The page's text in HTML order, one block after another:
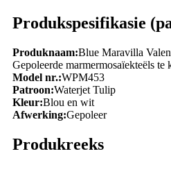
Produkspesifikasie
Produknaam:Blue Maravilla
Gepoleerde marmermosaïekteëls te
Model nr.:WPM453
Patroon:Waterjet Tulip
Kleur:Blou en wit
Afwerking:Gepoleer
Produkreeks